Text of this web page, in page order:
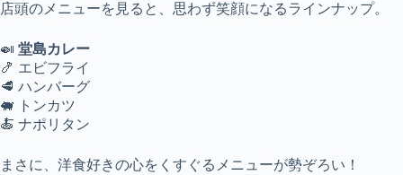
店頭のメニューを見ると、思わず笑顔になるラインナップ。
🍛 堂島カレー
🍤 エビフライ
🥩 ハンバーグ
🐖 トンカツ
🍝 ナポリタン
まさに、洋食好きの心をくすぐるメニューが勢ぞろい！